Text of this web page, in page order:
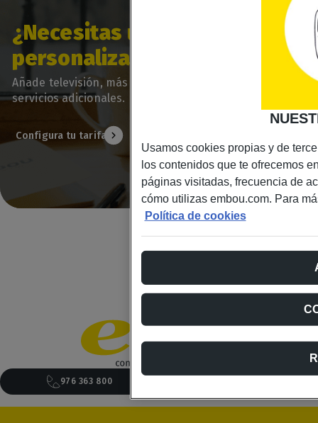
¿Necesitas una tarifa más
personalizada?
Añade televisión, más líneas móviles o contrata
servicios adicionales.
Configura tu tarifa
976 363 800
Usamos cookies propias y de
los contenidos que te ofrecemos
páginas visitadas, frecuencia de
cómo utilizas embou.com. Para
Política de cookies